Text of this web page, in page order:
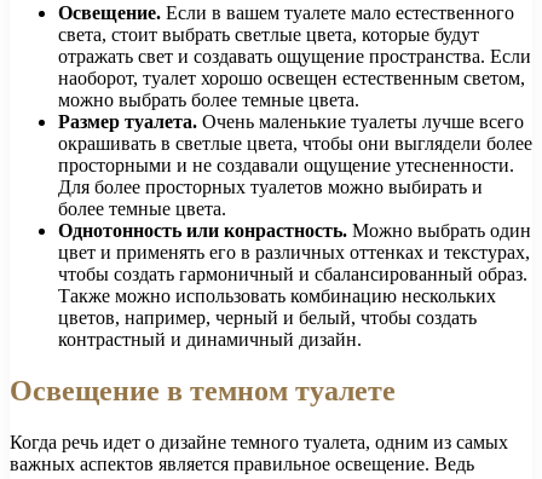
Освещение. Если в вашем туалете мало естественного
света, стоит выбрать светлые цвета, которые будут
отражать свет и создавать ощущение пространства. Если
наоборот, туалет хорошо освещен естественным светом,
можно выбрать более темные цвета.
Размер туалета. Очень маленькие туалеты лучше всего
окрашивать в светлые цвета, чтобы они выглядели более
просторными и не создавали ощущение утесненности.
Для более просторных туалетов можно выбирать и
более темные цвета.
Однотонность или конрастность. Можно выбрать один
цвет и применять его в различных оттенках и текстурах,
чтобы создать гармоничный и сбалансированный образ.
Также можно использовать комбинацию нескольких
цветов, например, черный и белый, чтобы создать
контрастный и динамичный дизайн.
Освещение в темном туалете
Когда речь идет о дизайне темного туалета, одним из самых
важных аспектов является правильное освещение. Ведь